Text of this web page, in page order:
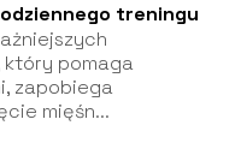
treningu
który pomaga
zapobiega
mięśn...